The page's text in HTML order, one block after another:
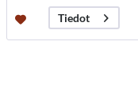
Tiedot